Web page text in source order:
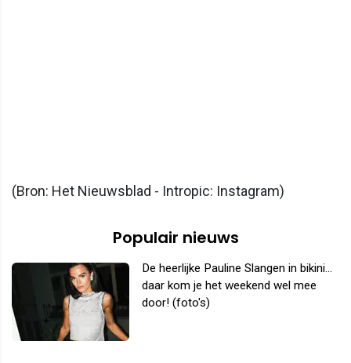
(Bron: Het Nieuwsblad - Intropic: Instagram)
Populair nieuws
De heerlijke Pauline Slangen in bikini...
daar kom je het weekend wel mee
door! (foto's)